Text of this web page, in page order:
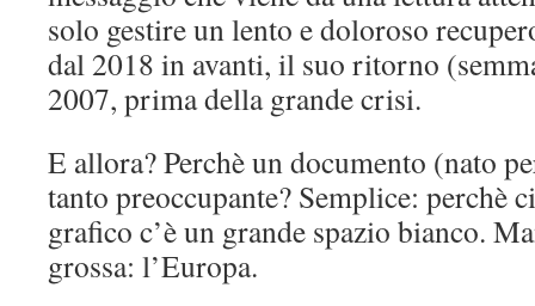
solo gestire un lento e doloroso
dal 2018 in avanti, il suo ritorno
2007, prima della grande crisi.
E allora? Perchè un documento (nato
tanto preoccupante? Semplice: perchè
grafico c’è un grande spazio bianco.
grossa: l’Europa.